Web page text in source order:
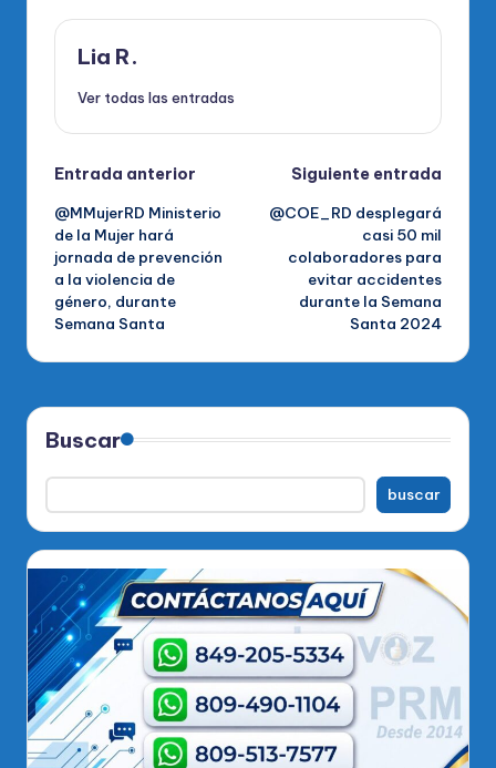
Lia R.
Ver todas las entradas
Navegación
de
entradas
Entrada anterior
@MMujerRD Ministerio
de la Mujer hará
jornada de prevención
a la violencia de
género, durante
Semana Santa
Siguiente entrada
@COE_RD desplegará
casi 50 mil
colaboradores para
evitar accidentes
durante la Semana
Santa 2024
Buscar
buscar